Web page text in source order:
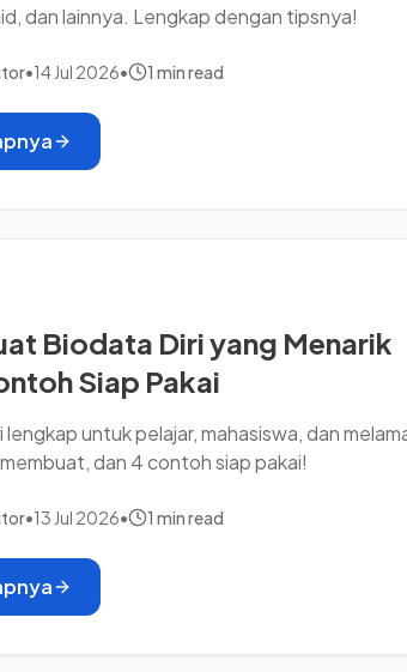
dan lainnya. Lengkap dengan tipsnya!
•14 Jul 2026• 1 min read
Biodata Diri yang Menarik
Siap Pakai
untuk pelajar, mahasiswa, dan
dan 4 contoh siap pakai!
•13 Jul 2026• 1 min read